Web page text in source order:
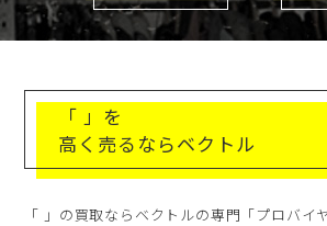
「 」を
高く売るならベクトル
「 」の買取ならベクトルの専門「プロバイ